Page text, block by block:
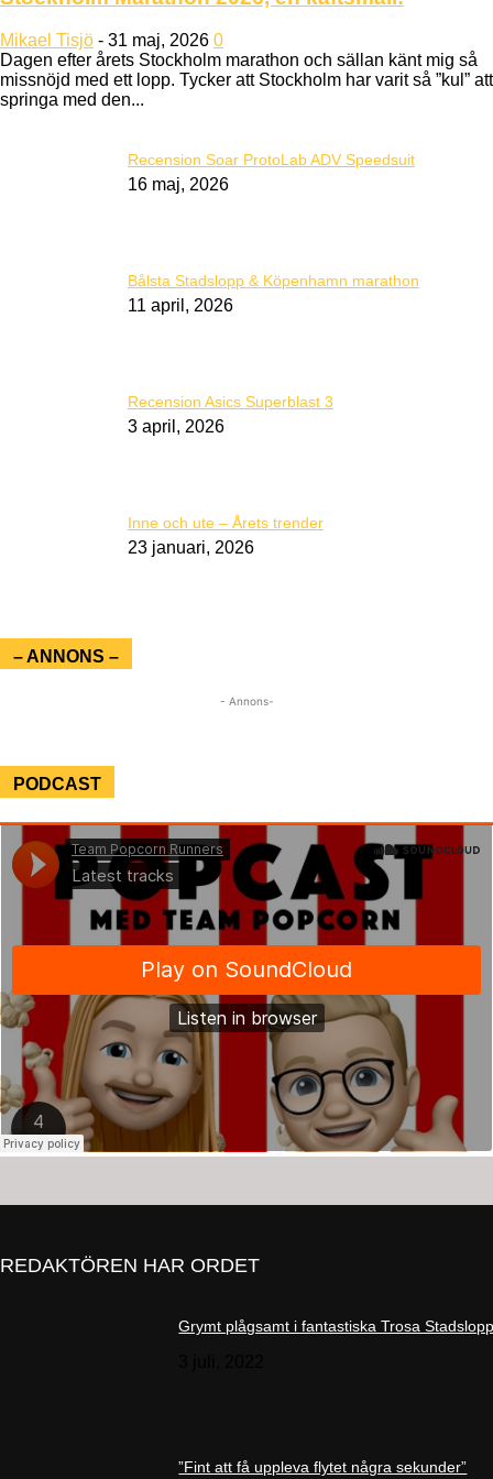
Mikael Tisjö - 31 maj, 2026 0
Dagen efter årets Stockholm marathon och sällan känt mig så
missnöjd med ett lopp. Tycker att Stockholm har varit så ”kul” att
springa med den...
Recension Soar ProtoLab ADV Speedsuit
16 maj, 2026
Bålsta Stadslopp & Köpenhamn marathon
11 april, 2026
Recension Asics Superblast 3
3 april, 2026
Inne och ute – Årets trender
23 januari, 2026
– ANNONS –
- Annons-
PODCAST
REDAKTÖREN HAR ORDET
Grymt plågsamt i fantastiska Trosa
”Fint att få uppleva flytet några sekunder”